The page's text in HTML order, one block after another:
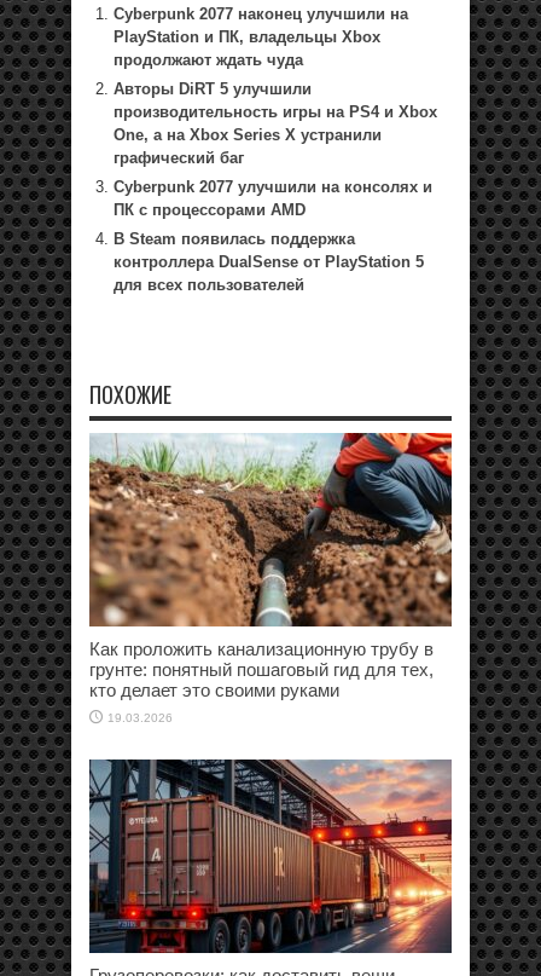
Cyberpunk 2077 наконец улучшили на
PlayStation и ПК, владельцы Xbox
продолжают ждать чуда
Авторы DiRT 5 улучшили
производительность игры на PS4 и Xbox
One, а на Xbox Series X устранили
графический баг
Cyberpunk 2077 улучшили на консолях и
ПК с процессорами AMD
В Steam появилась поддержка
контроллера DualSense от PlayStation 5
для всех пользователей
ПОХОЖИЕ
Как проложить канализационную трубу в
грунте: понятный пошаговый гид для тех,
кто делает это своими руками
19.03.2026